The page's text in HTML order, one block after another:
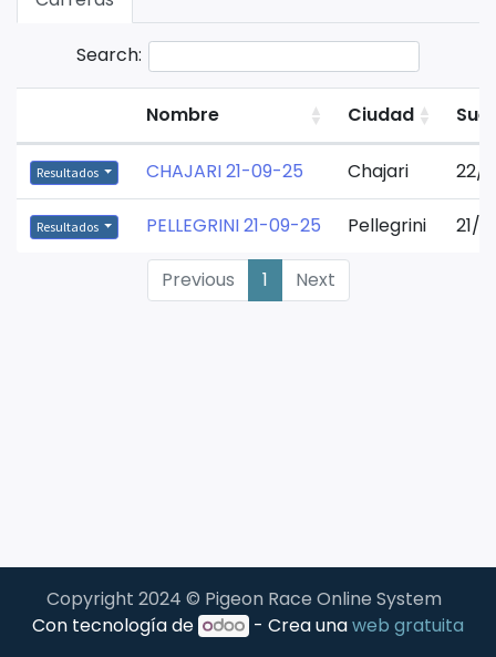
Search:
Nombre Ciudad
Resultados CHAJARI 21-09-25 Chajari 22/
Resultados PELLEGRINI 21-09-25 Pellegrini 21/
Previous 1 Next
Copyright 2024 © Pigeon Race Online System
Con tecnología de
- Crea unaweb gratuita